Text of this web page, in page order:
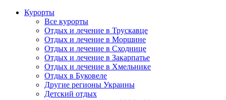
Курорты
Все курорты
Отдых и лечение в Трускавце
Отдых и лечение в Моршине
Отдых и лечение в Сходнице
Отдых и лечение в Закарпатье
Отдых и лечение в Хмельнике
Отдых в Буковеле
Другие регионы Украины
Детский отдых